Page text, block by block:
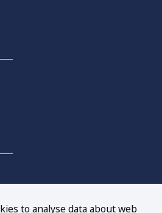
to analyse data about web